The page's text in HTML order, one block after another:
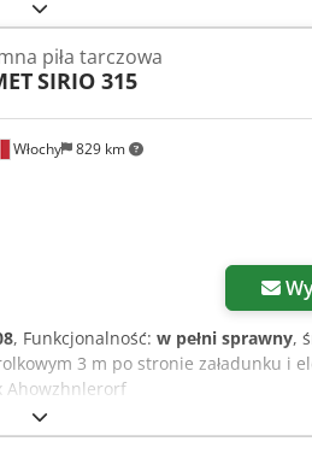
Włochy 829 km
piła tarczowa
SIRIO 315
, Funkcjonalność: w pełni sprawny,
3 m po stronie załadunku i
Ahowzhnlerorf